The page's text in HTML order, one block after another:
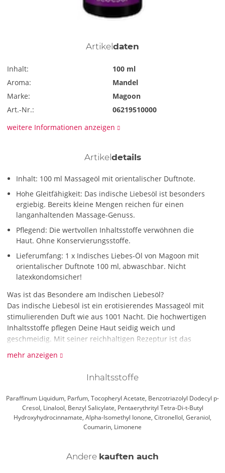
Artikel daten
Inhalt:
100 ml
Aroma:
Mandel
Marke:
Magoon
Art.-Nr.:
06219510000
weitere Informationen anzeigen
Artikel details
Inhalt: 100 ml Massageöl mit orientalischer Duftnote.
Hohe Gleitfähigkeit: Das indische Liebesöl ist besonders
ergiebig. Bereits kleine Mengen reichen für einen
langanhaltenden Massage-Genuss.
Pflegend: Die wertvollen Inhaltsstoffe verwöhnen die
Haut. Ohne Konservierungsstoffe.
Lieferumfang: 1 x Indisches Liebes-Öl von Magoon mit
orientalischer Duftnote 100 ml, abwaschbar. Nicht
latexkondomsicher!
Was ist das Besondere am Indischen Liebesöl?
Das indische Liebesöl ist ein erotisierendes Massageöl mit
stimulierenden Duft wie aus 1001 Nacht. Die hochwertigen
Inhaltsstoffe pflegen Deine Haut seidig weich und
geschmeidig. Mit seiner reichhaltigen Rezeptur ist das
Indische Liebesöl besonders für den lang anhaltenden
Massage-Genuss geeignet. Die orientalische Duftnote weckt
die Lust auf leidenschaftliche Kamasutra- und Tantra-Sex-
mehr anzeigen
Inhaltsstoffe
Paraffinum Liquidum, Parfum, Tocopheryl Acetate, Benzotriazolyl Dodecyl p-
Cresol, Linalool, Benzyl Salicylate, Pentaerythrityl Tetra-Di-t-Butyl
Hydroxyhydrocinnamate, Alpha-Isomethyl Ionone, Citronellol, Geraniol,
Coumarin, Limonene
Andere kauften auch